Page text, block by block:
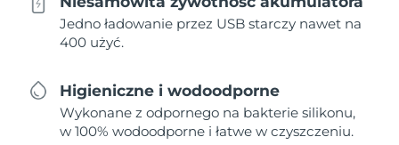
Jedno ładowanie przez USB starczy nawet na
400 użyć.
Higieniczne i wodoodporne
Wykonane z odpornego na bakterie silikonu,
w 100% wodoodporne i łatwe w czyszczeniu.